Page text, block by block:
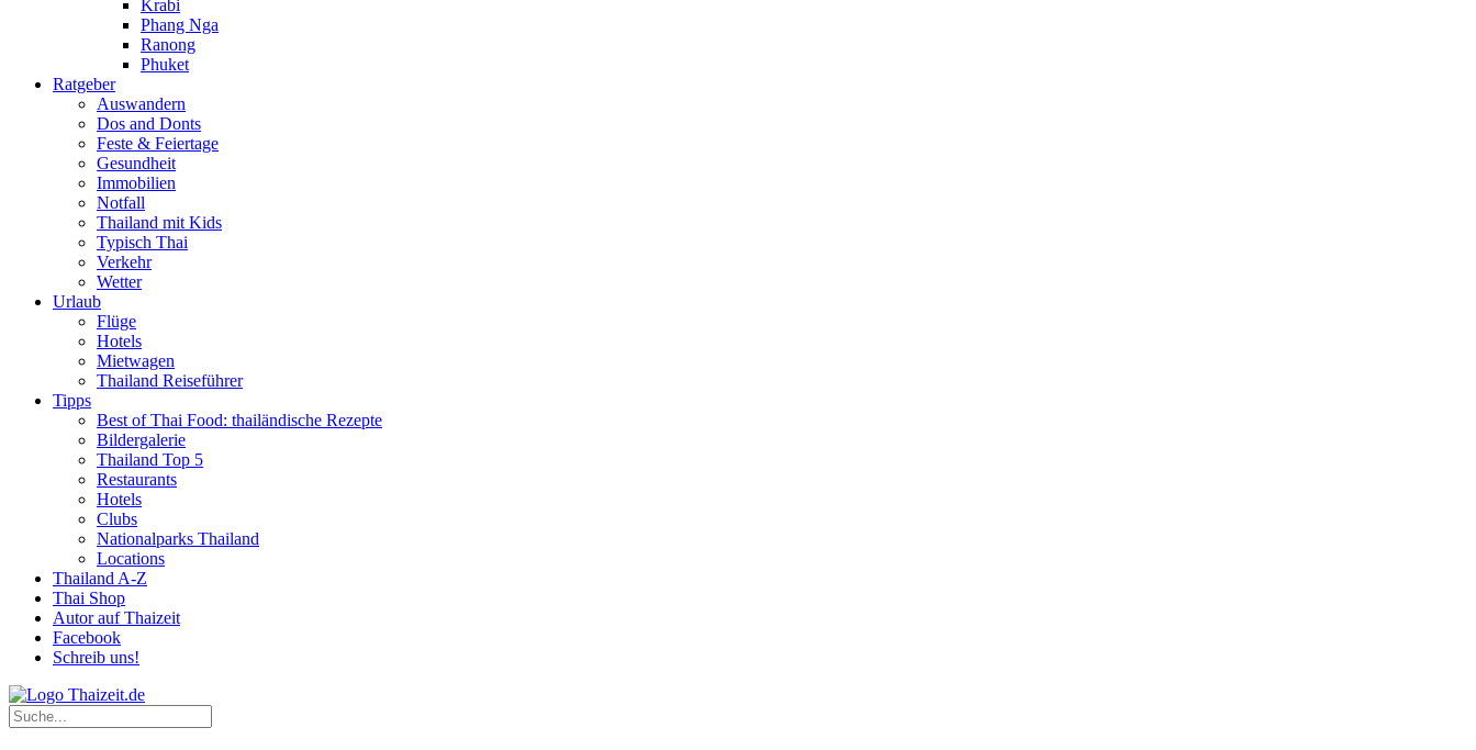
Krabi
Phang Nga
Ranong
Phuket
Ratgeber
Auswandern
Dos and Donts
Feste & Feiertage
Gesundheit
Immobilien
Notfall
Thailand mit Kids
Typisch Thai
Verkehr
Wetter
Urlaub
Flüge
Hotels
Mietwagen
Thailand Reiseführer
Tipps
Best of Thai Food: thailändische Rezepte
Bildergalerie
Thailand Top 5
Restaurants
Hotels
Clubs
Nationalparks Thailand
Locations
Thailand A-Z
Thai Shop
Autor auf Thaizeit
Facebook
Schreib uns!